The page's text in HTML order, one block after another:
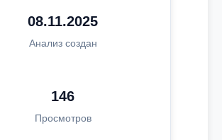
08.11.2025
Анализ создан
146
Просмотров